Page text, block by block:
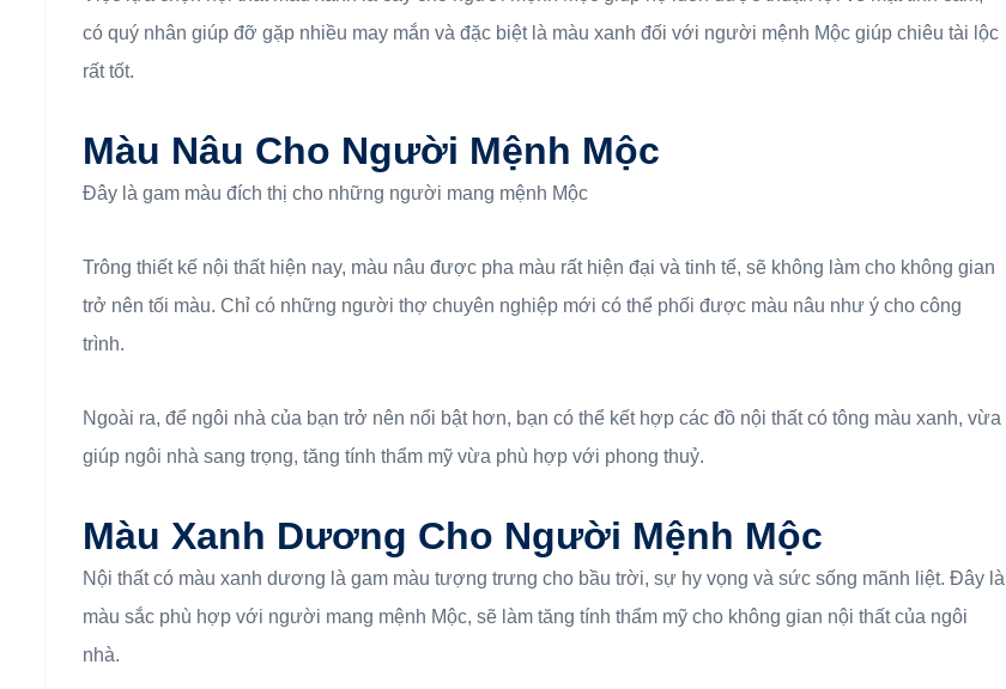
có quý nhân giúp đỡ gặp nhiều may mắn và đặc biệt là màu xanh đối với người mệnh Mộc giúp chiêu tài lộc
rất tốt.
Màu Nâu Cho Người Mệnh Mộc
Đây là gam màu đích thị cho những người mang mệnh Mộc
Trông thiết kế nội thất hiện nay, màu nâu được pha màu rất hiện đại và tinh tế, sẽ không làm cho không gian
trở nên tối màu. Chỉ có những người thợ chuyên nghiệp mới có thể phối được màu nâu như ý cho công
trình.
Ngoài ra, để ngôi nhà của bạn trở nên nổi bật hơn, bạn có thể kết hợp các đồ nội thất có tông màu xanh, vừa
giúp ngôi nhà sang trọng, tăng tính thẩm mỹ vừa phù hợp với phong thuỷ.
Màu Xanh Dương Cho Người Mệnh Mộc
Nội thất có màu xanh dương là gam màu tượng trưng cho bầu trời, sự hy vọng và sức sống mãnh liệt. Đây là
màu sắc phù hợp với người mang mệnh Mộc, sẽ làm tăng tính thẩm mỹ cho không gian nội thất của ngôi
nhà.